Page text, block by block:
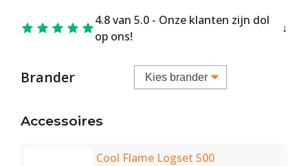
4.8 van 5.0 - Onze klanten zijn dol
op ons!
Brander
Accessoires
Cool Flame Logset 500